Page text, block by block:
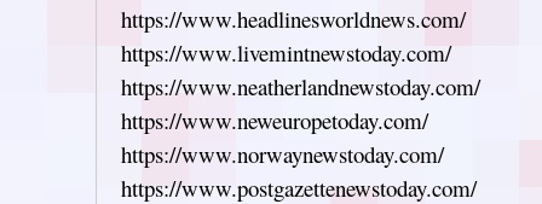
https://www.headlinesworldnews.com/
https://www.livemintnewstoday.com/
https://www.neatherlandnewstoday.com/
https://www.neweuropetoday.com/
https://www.norwaynewstoday.com/
https://www.postgazettenewstoday.com/